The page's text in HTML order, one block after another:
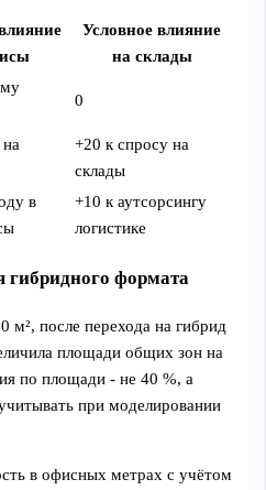
Условное влияние
на склады
0
на
+20 к спросу на
склады
в
+10 к аутсорсингу
логистике
формата
м², после перехода на гибрид
площади общих зон на
по площади - не 40 %, а
при моделировании
в офисных метрах с учётом